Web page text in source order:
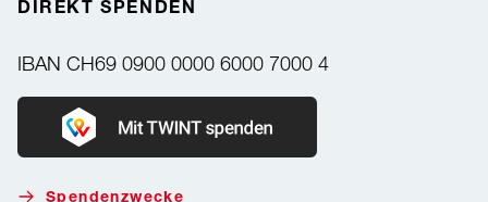
DIREKT SPENDEN
IBAN CH69 0900 0000 6000 7000 4
Spendenzwecke